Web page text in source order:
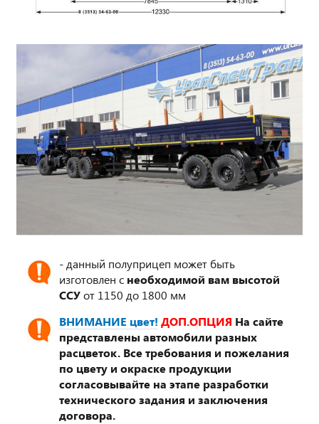
- данный полуприцеп может быть
изготовлен с необходимой вам высотой
ССУот 1150 до 1800 мм
ВНИМАНИЕ цвет! ДОП.ОПЦИЯ На сайте
представлены автомобили разных
расцветок. Все требования и пожелания
по цвету и окраске продукции
согласовывайте на этапе разработки
технического задания и заключения
договора.